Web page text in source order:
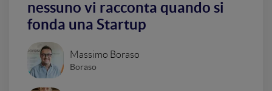
nessuno vi racconta quando si
fonda una Startup
Massimo Boraso
Boraso